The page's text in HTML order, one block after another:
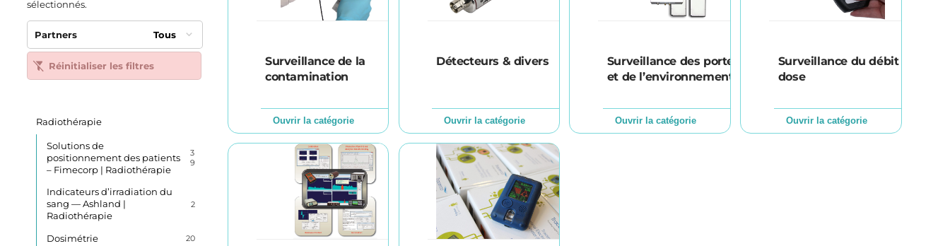
sélectionnés.
Partners Tous
Réinitialiser les filtres
Radiothérapie
Solutions de
positionnement des patients
– Fimecorp | Radiothérapie
3
9
Indicateurs d’irradiation du
sang — Ashland |
Radiothérapie
2
Dosimétrie 20
Surveillance de la
contamination
Ouvrir la catégorie
Détecteurs & divers
Ouvrir la catégorie
Surveillance des portes
et de l’environnement
Ouvrir la catégorie
Surveillance du débit de
dose
Ouvrir la catégorie